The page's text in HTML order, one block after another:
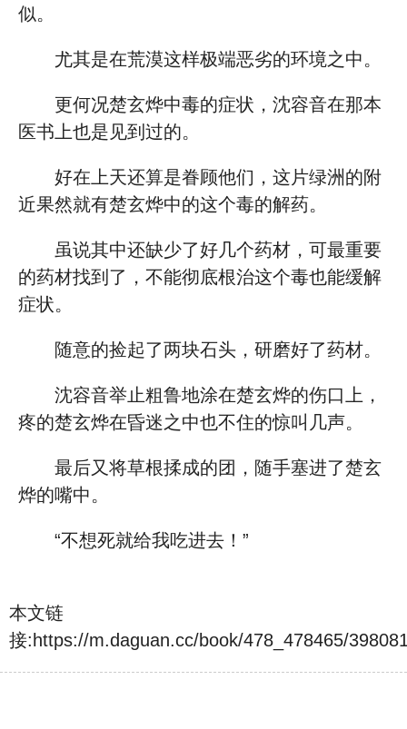
似。
尤其是在荒漠这样极端恶劣的环境之中。
更何况楚玄烨中毒的症状，沈容音在那本
医书上也是见到过的。
好在上天还算是眷顾他们，这片绿洲的附
近果然就有楚玄烨中的这个毒的解药。
虽说其中还缺少了好几个药材，可最重要
的药材找到了，不能彻底根治这个毒也能缓解
症状。
随意的捡起了两块石头，研磨好了药材。
沈容音举止粗鲁地涂在楚玄烨的伤口上，
疼的楚玄烨在昏迷之中也不住的惊叫几声。
最后又将草根揉成的团，随手塞进了楚玄
烨的嘴中。
“不想死就给我吃进去！”
本文链
接: https://m.daguan.cc/book/478_478465/